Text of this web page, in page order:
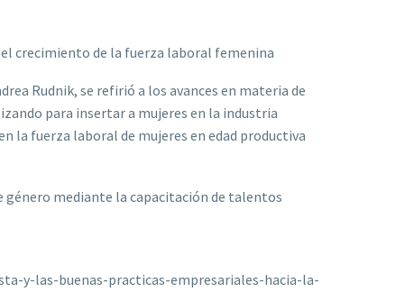
crecimiento de la fuerza laboral femenina
Rudnik, se refirió a los avances en materia de
para insertar a mujeres en la industria
la fuerza laboral de mujeres en edad productiva
género mediante la capacitación de talentos
y-las-buenas-practicas-empresariales-hacia-la-